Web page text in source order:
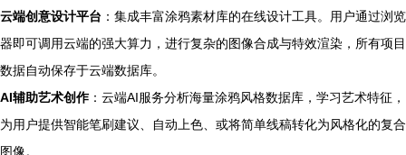
云端创意设计平台 ：集成丰富涂鸦素材库的在线设计工具。用户通过浏览
器即可调用云端的强大算力，进行复杂的图像合成与特效渲染，所有项目
数据自动保存于云端数据库。
AI辅助艺术创作：云端AI服务分析海量涂鸦风格数据库，学习艺术特征，
为用户提供智能笔刷建议、自动上色、或将简单线稿转化为风格化的复合
图像。